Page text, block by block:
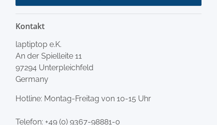
Kontakt
laptiptop e.K.
An der Spielleite 11
97294 Unterpleichfeld
Germany
Hotline: Montag-Freitag von 10-15 Uhr
Telefon: +49 (0) 9367-98881-0